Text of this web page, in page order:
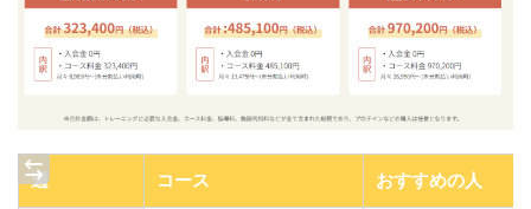
週 コース おすすめの人